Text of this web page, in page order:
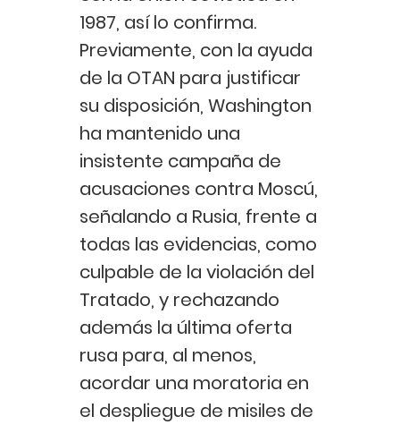
1987, así lo confirma.
Previamente, con la ayuda
de la OTAN para justificar
su disposición, Washington
ha mantenido una
insistente campaña de
acusaciones contra Moscú,
señalando a Rusia, frente a
todas las evidencias, como
culpable de la violación del
Tratado, y rechazando
además la última oferta
rusa para, al menos,
acordar una moratoria en
el despliegue de misiles de